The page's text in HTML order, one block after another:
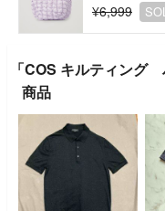
¥6,999
「COS キルティン
商品